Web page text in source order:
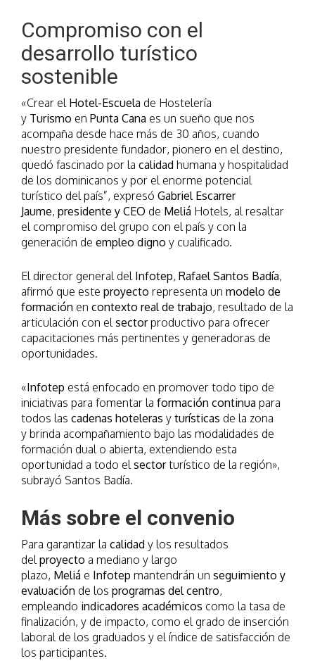
Compromiso con el
desarrollo turístico
sostenible
«Crear el Hotel-Escuela de Hostelería
y Turismo en Punta Cana es un sueño que nos
acompaña desde hace más de 30 años, cuando
nuestro presidente fundador, pionero en el destino,
quedó fascinado por la calidad humana y hospitalidad
de los dominicanos y por el enorme potencial
turístico del país”, expresó Gabriel Escarrer
Jaume, presidente y CEO de Meliá Hotels, al resaltar
el compromiso del grupo con el país y con la
generación de empleo digno y cualificado.
El director general del Infotep, Rafael Santos Badía,
afirmó que este proyecto representa un modelo de
formación en contexto real de trabajo, resultado de la
articulación con elsectorproductivo para ofrecer
capacitaciones más pertinentes y generadoras de
oportunidades.
«Infotep está enfocado en promover todo tipo de
iniciativas para fomentar la formación continua para
todos las cadenas hoteleras y turísticas de la zona
y brinda acompañamiento bajo las modalidades de
formación dual o abierta, extendiendo esta
oportunidad a todo elsectorturístico de la región»,
subrayó Santos Badía.
Más sobre el convenio
Para garantizar la calidad y los resultados
delproyecto a mediano y largo
plazo, Meliá e Infotep mantendrán un seguimiento y
evaluación de los programas del centro,
empleando indicadores académicos como la tasa de
finalización, y de impacto, como el grado de inserción
laboral de los graduados y el índice de satisfacción de
los participantes.